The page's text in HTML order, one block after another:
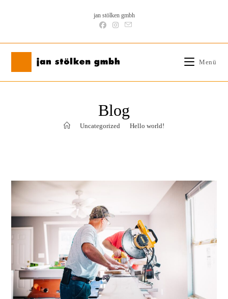
jan stölken gmbh
Menü
Blog
Uncategorized Hello world!